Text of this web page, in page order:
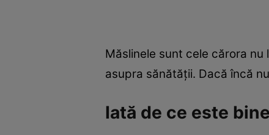
Măslinele sunt cele cărora
asupra sănătăţii. Dacă încă
Iată de ce este